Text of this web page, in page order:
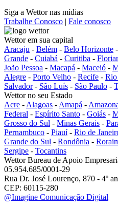
Siga a Wettor nas mídias
Trabalhe Conosco | Fale conosco
Wettor em sua capital
Aracaju - Belém - Belo Horizonte -
Grande - Cuiabá - Curitiba -
João Pessoa - Macapá - Maceió -
Alegre - Porto Velho - Recife -
Salvador- São Luís - São Paulo -
Wettor no seu Estado
Acre - Alagoas - Amapá -
Federal - Espírito Santo - Goiás -
Grosso do Sul - Minas Gerais -
Pernambuco - Piauí- Rio de
Grande do Sul - Rondônia -
Sergipe - Tocantins
Wettor Bureau de Apoio
05.954.685/0001-29
Rua Dr. José Lourenço, 870 - 4º
CEP: 60115-280
@Imagine Comunicação Digital